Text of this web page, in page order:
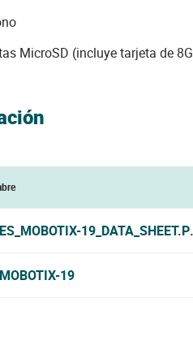
MicroSD (incluye tarjeta de
ES_MOBOTIX-
MOBOTIX-19